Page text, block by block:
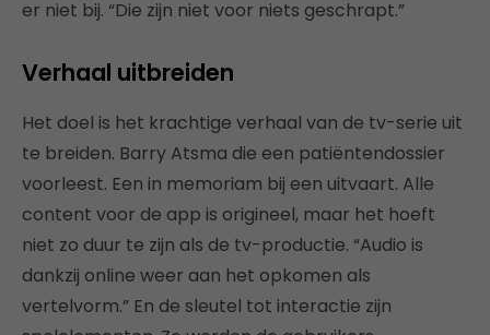
er niet bij. “Die zijn niet voor niets geschrapt.”
Verhaal uitbreiden
Het doel is het krachtige verhaal van de tv-serie uit
te breiden. Barry Atsma die een patiëntendossier
voorleest. Een in memoriam bij een uitvaart. Alle
content voor de app is origineel, maar het hoeft
niet zo duur te zijn als de tv-productie. “Audio is
dankzij online weer aan het opkomen als
vertelvorm.” En de sleutel tot interactie zijn